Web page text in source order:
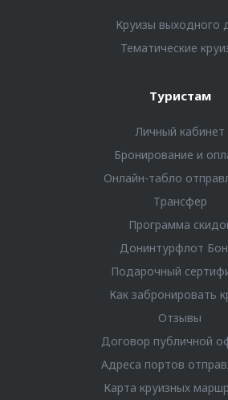
Круизы выходного
Тематические
Туристам
Личный кабинет
Бронирование и
Онлайн-табло
Трансфер
Программа
Донинтурфлот
Подарочный
Как забронировать
Отзывы
Договор публичной
Адреса портов
Карта круизных